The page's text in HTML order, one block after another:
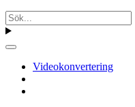
Videokonvertering